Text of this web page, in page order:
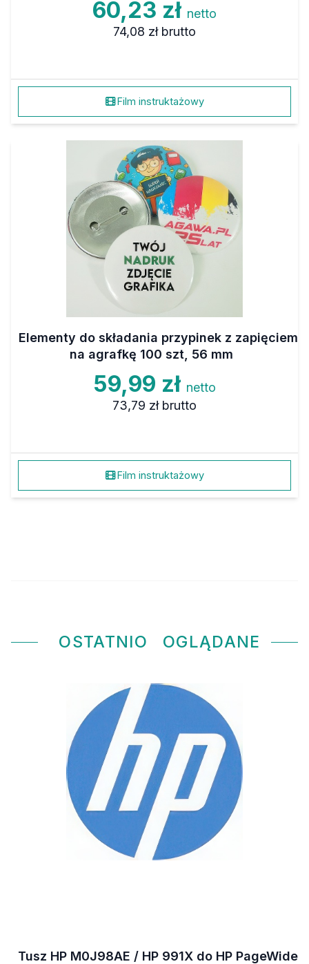
60,23 zł netto
74,08 zł brutto
Film instruktażowy
Elementy do składania przypinek z zapięciem
na agrafkę 100 szt, 56 mm
59,99 zł netto
73,79 zł brutto
Film instruktażowy
OSTATNIO OGLĄDANE
Tusz HP M0J98AE / HP 991X do HP PageWide